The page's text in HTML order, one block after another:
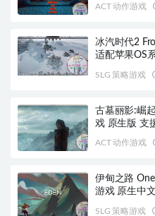
ACT 动作游戏
冰汽时代2
适配苹果OS
SLG 策略游戏
古墓丽影:崛
戏 原生版 支
ACT 动作游戏
伊甸之路
游戏 原生中
SLG 策略游戏